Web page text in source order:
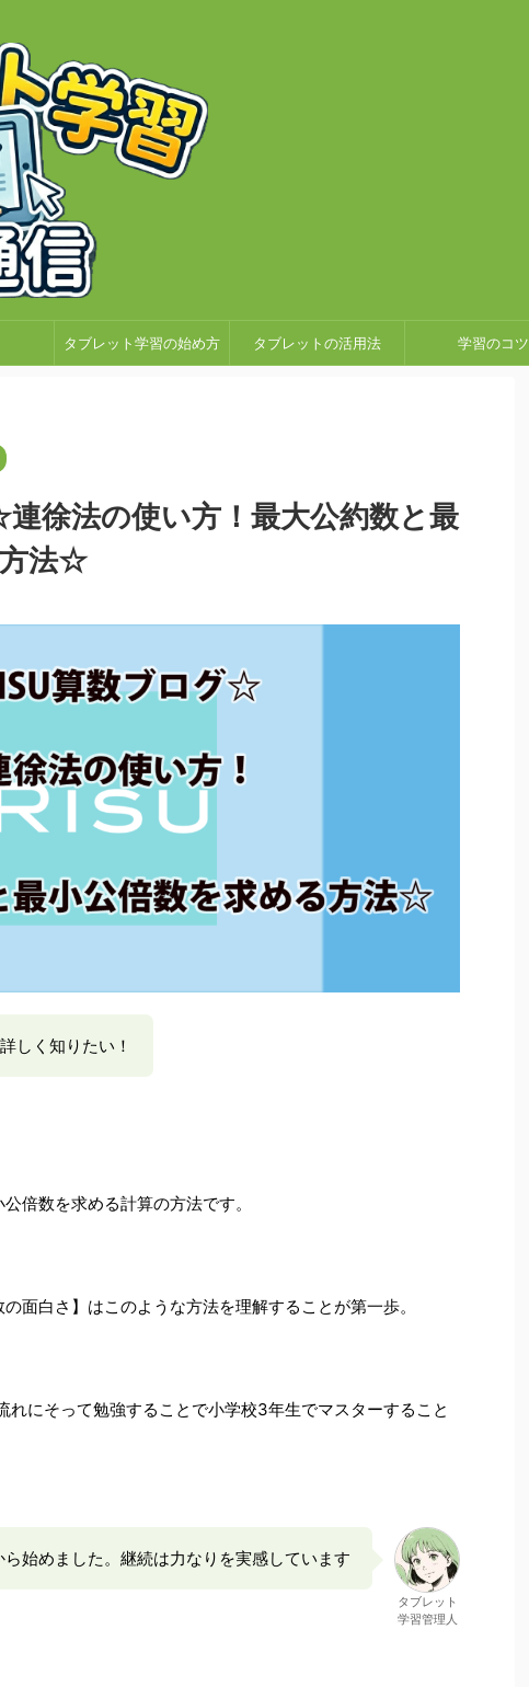
タブレット学習の始め方 タブレットの活用法 学習のコツ
徐法の使い方！最大公約数と最
方法☆
しく知りたい！
倍数を求める計算の方法です。
面白さ】はこのような方法を理解することが第一歩。
れにそって勉強することで小学校3年生でマスターすること
始めました。継続は力なりを実感しています
タブレット
学習管理人